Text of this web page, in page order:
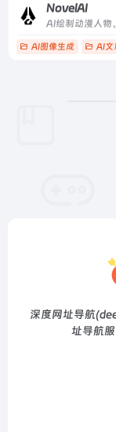
NovelAI
AI绘制动漫人物
AI图像生成 AI文
深度网址导航
址导航